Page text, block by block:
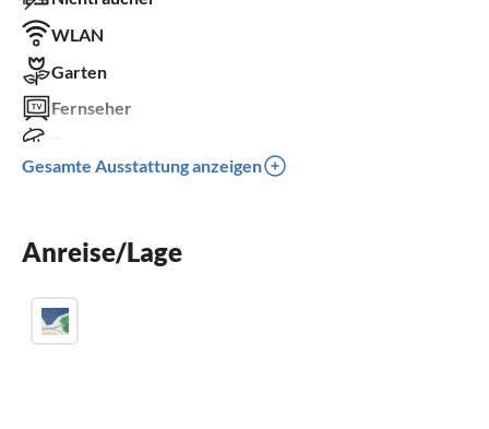
WLAN
Garten
Fernseher
Kinderbett
Klimaanlage
Gesamte Ausstattung anzeigen
Anreise/Lage